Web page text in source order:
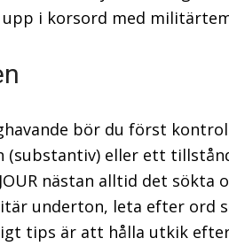
i korsord med
bör du först
(substantiv) eller ett
nästan alltid det sökta
underton, leta efter ord
tips är att hålla utkik